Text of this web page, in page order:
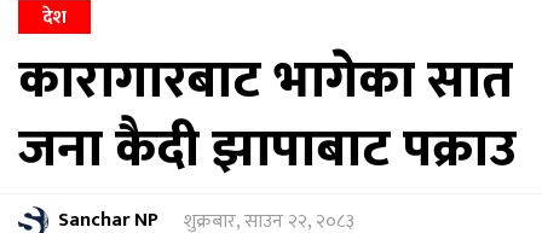
देश
कारागारबाट भागेका सात
जना कैदी झापाबाट पक्राउ
Sanchar NP शुक्रबार, साउन २२, २०८३